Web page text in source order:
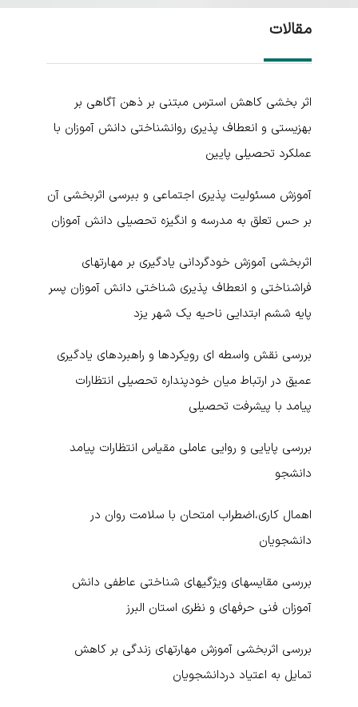
مقالات
اثر بخشی کاهش استرس مبتنی بر ذهن آگاهی بر
بهزیستی و انعطاف پذیری روانشناختی دانش آموزان با
عملکرد تحصیلی پایین
آموزش مسئولیت پذیری اجتماعی و ببرسی اثربخشی آن
بر حس تعلق به مدرسه و انگیزه تحصیلی دانش آموزان
اثربخشی آموزش خودگردانی یادگیری بر مهارتهای
فراشناختی و انعطاف پذیری شناختی دانش آموزان پسر
پایه ششم ابتدایی ناحیه یک شهر یزد
بررسی نقش واسطه ای رویکردها و راهبردهای یادگیری
عمیق در ارتباط میان خودپنداره تحصیلی انتظارات
پیامد با پیشرفت تحصیلی
بررسی پایایی و روایی عاملی مقیاس انتظارات پیامد
دانشجو
اهمال کاری،اضطراب امتحان با سلامت روان در
دانشجویان
بررسی مقایسه­ای ویژگی­های شناختی عاطفی دانش
آموزان فنی حرفه­ای و نظری استان البرز
بررسی اثربخشی آموزش مهارتهای زندگی بر کاهش
تمایل به اعتیاد دردانشجویان